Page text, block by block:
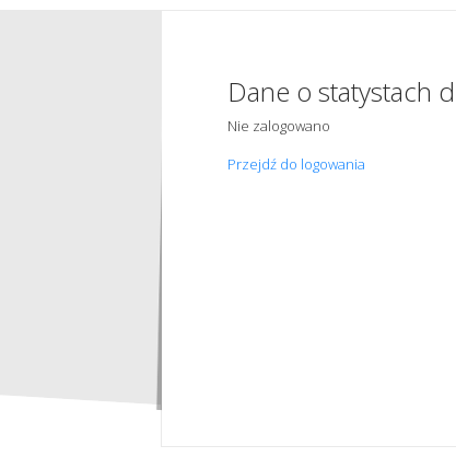
Dane o statystach
Nie zalogowano
Przejdź do logowania